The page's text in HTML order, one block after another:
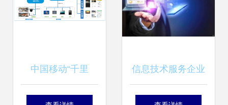
中国移动“千里
眼”助力三河市“明
信息技术服务企业
这3大做法，可有